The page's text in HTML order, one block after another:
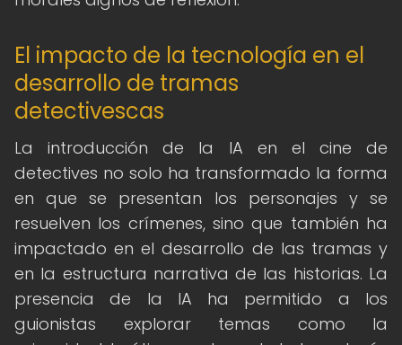
El impacto de la tecnología en el
desarrollo de tramas
detectivescas
La introducción de la IA en el cine de
detectives no solo ha transformado la forma
en que se presentan los personajes y se
resuelven los crímenes, sino que también ha
impactado en el desarrollo de las tramas y
en la estructura narrativa de las historias. La
presencia de la IA ha permitido a los
guionistas explorar temas como la